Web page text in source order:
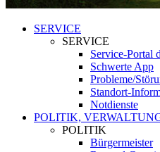
SERVICE
SERVICE
Service-Portal
Schwerte App
Probleme/
Standort-
Notdienste
POLITIK,
POLITIK
Bürgermeister